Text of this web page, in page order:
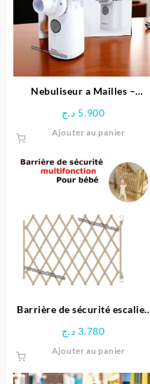
Nebuliseur a Mailles –
5.900 د.ج
Ajouter au panier
Barrière de sécurité escalier
3.780 د.ج
Ajouter au panier